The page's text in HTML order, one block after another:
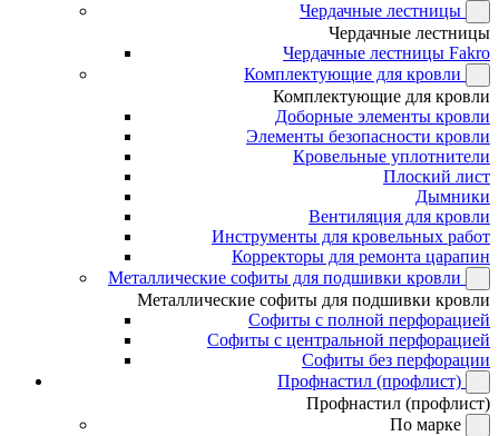
Чердачные лестницы
Чердачные лестницы
Чердачные лестницы Fakro
Комплектующие для кровли
Комплектующие для кровли
Доборные элементы кровли
Элементы безопасности кровли
Кровельные уплотнители
Плоский лист
Дымники
Вентиляция для кровли
Инструменты для кровельных работ
Корректоры для ремонта царапин
Металлические софиты для подшивки кровли
Металлические софиты для подшивки кровли
Софиты с полной перфорацией
Софиты с центральной перфорацией
Софиты без перфорации
Профнастил (профлист)
Профнастил (профлист)
По марке